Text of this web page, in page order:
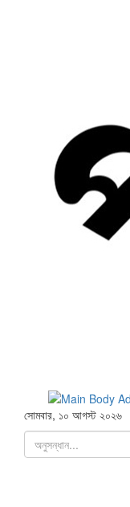
সোমবার, ১০ আগস্ট ২০২৬